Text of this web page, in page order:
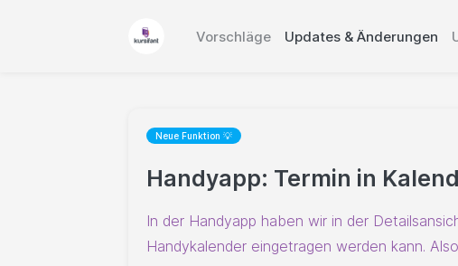
Vorschläge Updates & Änderungen
Neue Funktion 💡
Handyapp: Termin in
In der Handyapp haben wir in der
Handykalender eingetragen werden kann.